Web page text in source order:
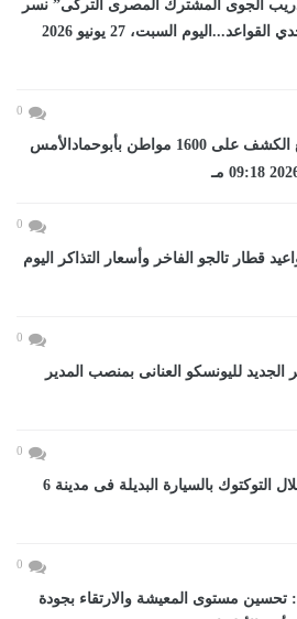
الجوى المشترك المصرى التركى” نسر
الأناضول 2026” بإحدي القواعد...اليوم السبت، 27 يونيو 2026
0
صحة الشرقية توقع الكشف على 1600 مواطن بأبوحمادالأمس
0
قطار تالجو الفاخر وأسعار التذاكر اليوم
0
لليونسكو العنانى بمنصب المدير
0
بدء تلقى طلبات إحلال التوكتوك بالسيارة البديلة فى مدينة 6
0
تحسين مستوى المعيشة والارتقاء بجودة